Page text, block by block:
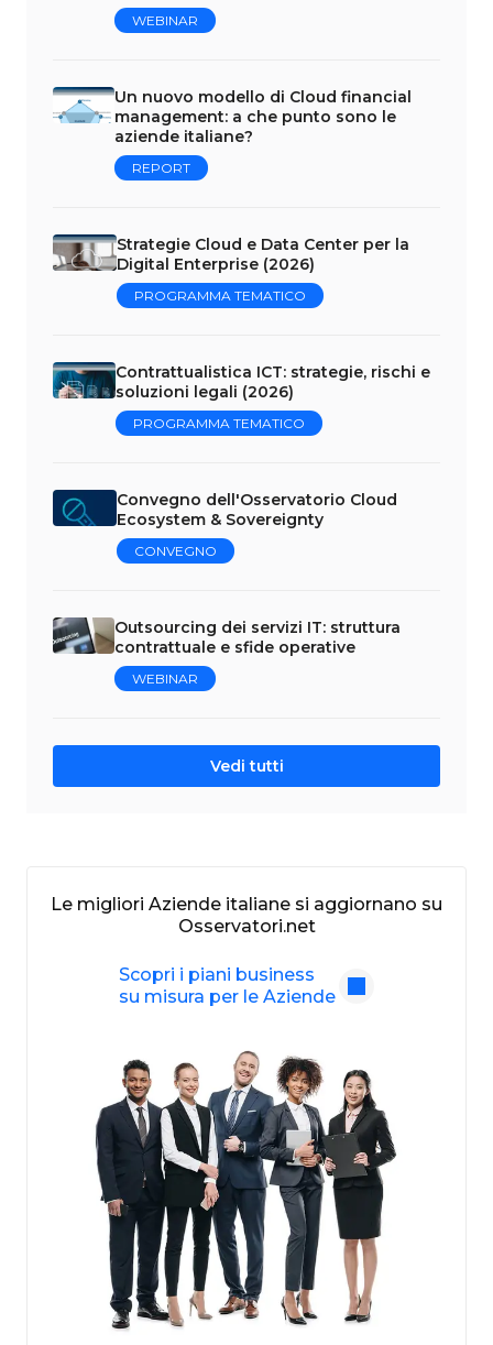
WEBINAR
Un nuovo modello di Cloud financial
management: a che punto sono le
aziende italiane?
REPORT
Strategie Cloud e Data Center per la
Digital Enterprise (2026)
PROGRAMMA TEMATICO
Contrattualistica ICT: strategie, rischi e
soluzioni legali (2026)
PROGRAMMA TEMATICO
Convegno dell'Osservatorio Cloud
Ecosystem & Sovereignty
CONVEGNO
Outsourcing dei servizi IT: struttura
contrattuale e sfide operative
WEBINAR
Vedi tutti
Le migliori Aziende italiane si aggiornano su
Osservatori.net
Scopri i piani business
su misura per le Aziende